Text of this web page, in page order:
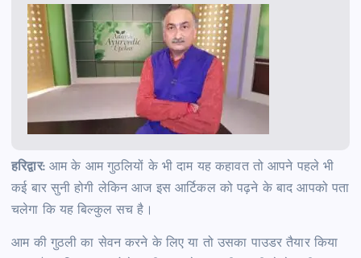
हरिद्वार:आम के आम गुठलियों के भी दाम यह कहावत तो आपने पहले भी
कई बार सुनी होगी लेकिन आज इस आर्टिकल को पढ़ने के बाद आपको पता
चलेगा कि यह बिल्कुल सच है।
आम की गुठली का सेवन करने के लिए या तो उसका पाउडर तैयार किया